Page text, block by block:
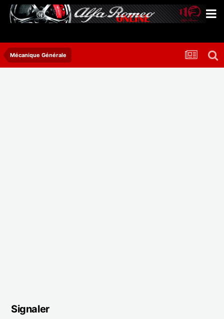
Mécanique Générale
Signaler